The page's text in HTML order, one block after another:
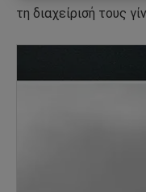
τη διαχείρισή τους